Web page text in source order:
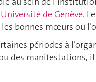
de Genève.
bonnes mœurs ou
périodes à
des manifestations, il